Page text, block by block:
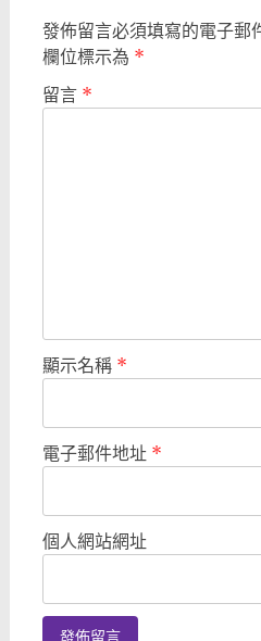
發佈留言必須填寫的電子郵
欄位標示為 *
留言 *
顯示名稱 *
電子郵件地址 *
個人網站網址